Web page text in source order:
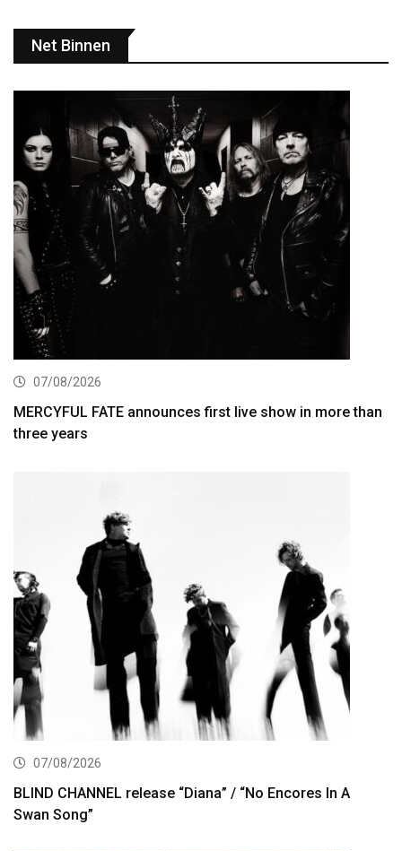
Net Binnen
07/08/2026
MERCYFUL FATE announces first live show in more than
three years
07/08/2026
BLIND CHANNEL release “Diana” / “No Encores In A
Swan Song”